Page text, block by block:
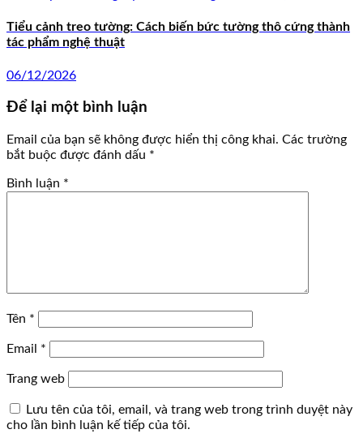
Tiểu cảnh treo tường: Cách biến bức tường thô cứng thành
tác phẩm nghệ thuật
06/12/2026
Để lại một bình luận
Email của bạn sẽ không được hiển thị công khai. Các trường
bắt buộc được đánh dấu *
Bình luận *
Tên *
Email *
Trang web
Lưu tên của tôi, email, và trang web trong trình duyệt này
cho lần bình luận kế tiếp của tôi.